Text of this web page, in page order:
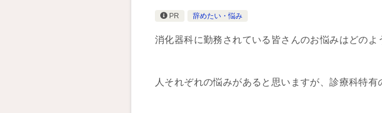
PR 辞めたい・悩み
消化器科に勤務されている皆さんのお悩みはどのよ
人それぞれの悩みがあると思いますが、診療科特有